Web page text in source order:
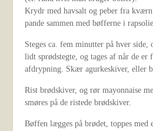
Krydr med havsalt og peber fra
pande sammen med bøfferne i
Steges ca. fem minutter på hver
lidt sprødstegte, og tages af når de
afdrypning. Skær agurkeskiver, eller
Rist brødskiver, og rør mayonnaise
smøres på de ristede brødskiver.
Bøffen lægges på brødet, toppes med